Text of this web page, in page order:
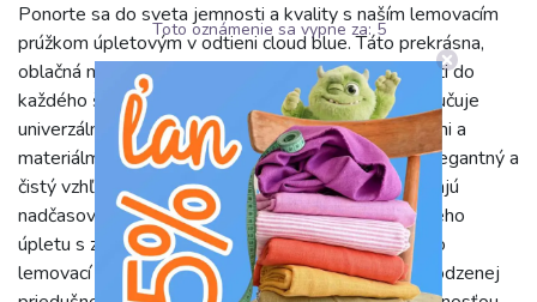
Ponorte sa do sveta jemnosti a kvality s naším lemovacím
prúžkom úpletovým v odtieni cloud blue. Táto prekrásna,
oblačná modrá farba prináša pocit pokoja a sviežosti do
každého šijacieho projektu. Jednofarebný dizajn zaručuje
univerzálnosť a ľahké kombinovanie s rôznymi vzormi a
materiálmi, pričom vždy dodá hotovému výrobku elegantný a
čistý vzhľad. Je ideálnou voľbou pre tých, ktorí hľadajú
nadčasovú a príjemnú farbu. Vyrobený z prvotriedneho
úpletu s zložením 95% bavlny a 5% elastanu, tento
lemovací prúžok ponúka výnimočnú kombináciu prirodzenej
Toto oznámenie sa vypne za:5